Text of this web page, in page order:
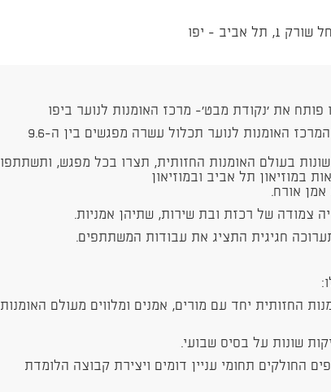
אביב - יפו
פותח את 'נקודת מבט'- מרכז האומנות לנוער ביפו
תוכנית הפיילוט של המרכז האומנות לנוער תכלול עשרה מפגשים בין ה9.6-
בעולם האומנות החזותית, תצרו בכל מפגש, ותשתתפו
במוזיאון תל אביב ובמוזיאון
אמן אורח.
צמודה של רכזת ובת שירות, שתיהן אמניות.
חגיגית התציג את עבודות המשתתפים.
החזותית יחד עם מורים, אמנים ומלווים מעולם האומנות
שונות על בסיס שבועי.
החולקים תחומי עניין דומים ויצירת קבוצה הלומדת